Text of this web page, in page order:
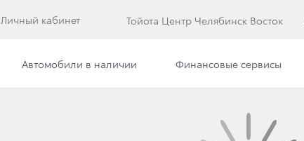
Личный кабинет Тойота Центр Челябинск Восток
Автомобили в наличии Финансовые сервисы